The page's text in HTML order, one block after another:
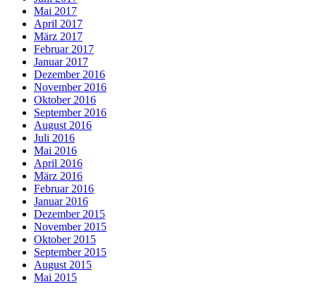
Mai 2017
April 2017
März 2017
Februar 2017
Januar 2017
Dezember 2016
November 2016
Oktober 2016
September 2016
August 2016
Juli 2016
Mai 2016
April 2016
März 2016
Februar 2016
Januar 2016
Dezember 2015
November 2015
Oktober 2015
September 2015
August 2015
Mai 2015